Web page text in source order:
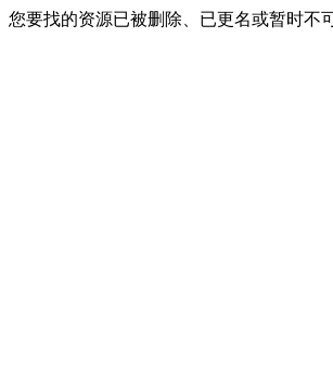
您要找的资源已被删除、已更名或暂时不